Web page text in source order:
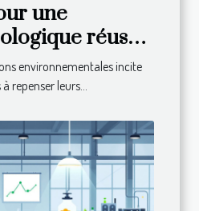
une
réussie
environnementales incite
repenser leurs...